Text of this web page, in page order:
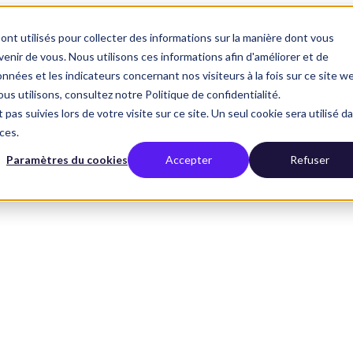
utilisés pour collecter des informations sur la manière dont vous
de vous. Nous utilisons ces informations afin d'améliorer et de
et les indicateurs concernant nos visiteurs à la fois sur ce site
utilisons, consultez notre Politique de confidentialité.
suivies lors de votre visite sur ce site. Un seul cookie sera utilisé
Paramètres du cookies Accepter Refuser